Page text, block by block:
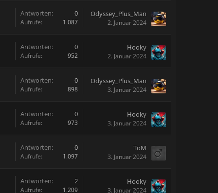
Antworten: 0
Aufrufe: 1.087
Odyssey_Plus_Man
2. Januar 2024
Antworten: 0
Aufrufe: 952
Hooky
2. Januar 2024
Antworten: 0
Aufrufe: 898
Odyssey_Plus_Man
3. Januar 2024
Antworten: 0
Aufrufe: 973
Hooky
3. Januar 2024
Antworten: 0
Aufrufe: 1.097
ToM
3. Januar 2024
Antworten: 2
Aufrufe: 1.209
Hooky
3. Januar 2024